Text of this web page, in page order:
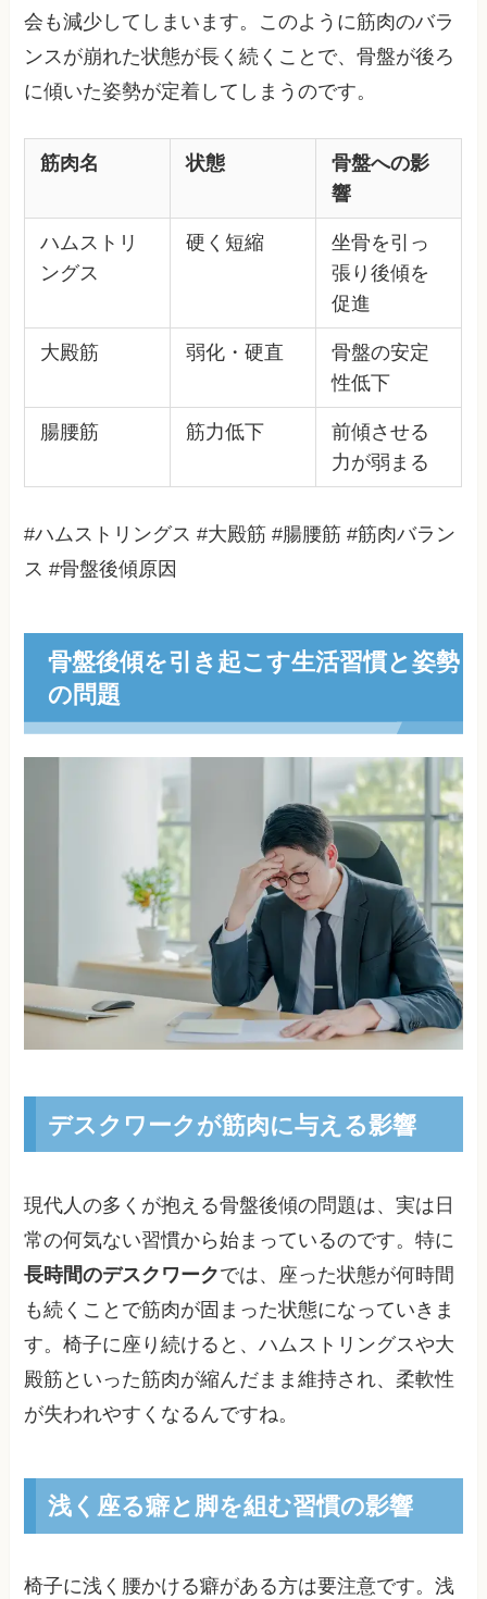
会も減少してしまいます。このように筋肉のバラ
ンスが崩れた状態が長く続くことで、骨盤が後ろ
に傾いた姿勢が定着してしまうのです。
筋肉名 状態
骨盤への影
響
ハムストリ
ングス
硬く短縮
坐骨を引っ
張り後傾を
促進
大殿筋 弱化・硬直
骨盤の安定
性低下
腸腰筋 筋力低下
前傾させる
力が弱まる
#ハムストリングス #大殿筋 #腸腰筋 #筋肉バラン
ス #骨盤後傾原因
骨盤後傾を引き起こす生活習慣と姿勢
の問題
デスクワークが筋肉に与える影響
現代人の多くが抱える骨盤後傾の問題は、実は日
常の何気ない習慣から始まっているのです。特に
長時間のデスクワークでは、座った状態が何時間
も続くことで筋肉が固まった状態になっていきま
す。椅子に座り続けると、ハムストリングスや大
殿筋といった筋肉が縮んだまま維持され、柔軟性
が失われやすくなるんですね。
浅く座る癖と脚を組む習慣の影響
椅子に浅く腰かける癖がある方は要注意です。浅